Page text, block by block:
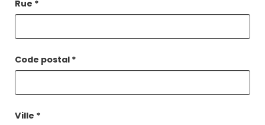
Rue *
Code postal *
Ville *